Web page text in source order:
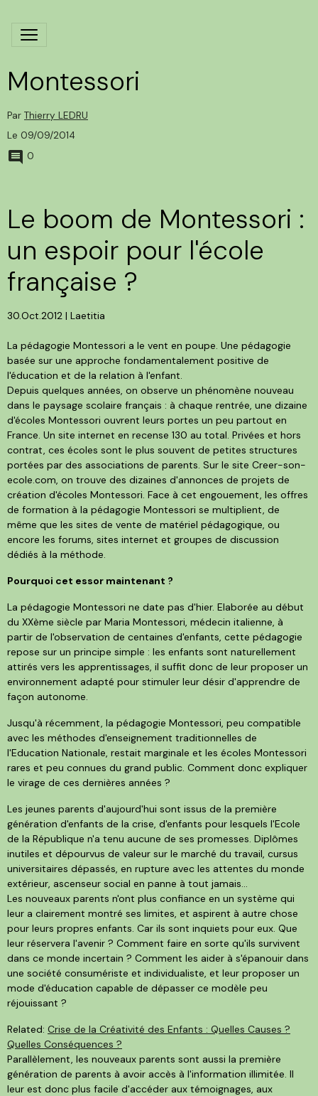
Montessori
Par Thierry LEDRU
Le 09/09/2014
0
Le boom de Montessori :
un espoir pour l'école
française ?
30.Oct.2012 | Laetitia
La pédagogie Montessori a le vent en poupe. Une pédagogie
basée sur une approche fondamentalement positive de
l'éducation et de la relation à l'enfant.
Depuis quelques années, on observe un phénomène nouveau
dans le paysage scolaire français : à chaque rentrée, une dizaine
d'écoles Montessori ouvrent leurs portes un peu partout en
France. Un site internet en recense 130 au total. Privées et hors
contrat, ces écoles sont le plus souvent de petites structures
portées par des associations de parents. Sur le site Creer-son-
ecole.com, on trouve des dizaines d'annonces de projets de
création d'écoles Montessori. Face à cet engouement, les offres
de formation à la pédagogie Montessori se multiplient, de
même que les sites de vente de matériel pédagogique, ou
encore les forums, sites internet et groupes de discussion
dédiés à la méthode.
Pourquoi cet essor maintenant ?
La pédagogie Montessori ne date pas d'hier. Elaborée au début
du XXème siècle par Maria Montessori, médecin italienne, à
partir de l'observation de centaines d'enfants, cette pédagogie
repose sur un principe simple : les enfants sont naturellement
attirés vers les apprentissages, il suffit donc de leur proposer un
environnement adapté pour stimuler leur désir d'apprendre de
façon autonome.
Jusqu'à récemment, la pédagogie Montessori, peu compatible
avec les méthodes d'enseignement traditionnelles de
l'Education Nationale, restait marginale et les écoles Montessori
rares et peu connues du grand public. Comment donc expliquer
le virage de ces dernières années ?
Les jeunes parents d'aujourd'hui sont issus de la première
génération d'enfants de la crise, d'enfants pour lesquels l'Ecole
de la République n'a tenu aucune de ses promesses. Diplômes
inutiles et dépourvus de valeur sur le marché du travail, cursus
universitaires dépassés, en rupture avec les attentes du monde
extérieur, ascenseur social en panne à tout jamais…
Les nouveaux parents n'ont plus confiance en un système qui
leur a clairement montré ses limites, et aspirent à autre chose
pour leurs propres enfants. Car ils sont inquiets pour eux. Que
leur réservera l'avenir ? Comment faire en sorte qu'ils survivent
dans ce monde incertain ? Comment les aider à s'épanouir dans
une société consumériste et individualiste, et leur proposer un
mode d'éducation capable de dépasser ce modèle peu
réjouissant ?
Related: Crise de la Créativité des Enfants : Quelles Causes ?
Quelles Conséquences ?
Parallèlement, les nouveaux parents sont aussi la première
génération de parents à avoir accès à l'information illimitée. Il
leur est donc plus facile d'accéder aux témoignages, aux